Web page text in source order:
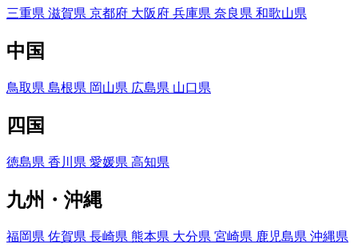
三重県 滋賀県 京都府 大阪府 兵庫県 奈良県 和歌山県
中国
鳥取県 島根県 岡山県 広島県 山口県
四国
徳島県 香川県 愛媛県 高知県
九州・沖縄
福岡県 佐賀県 長崎県 熊本県 大分県 宮崎県 鹿児島県 沖縄県